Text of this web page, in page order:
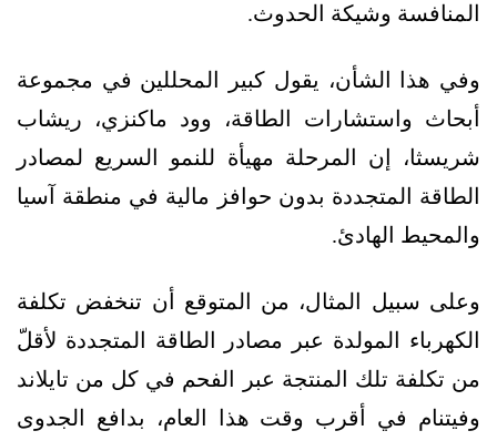
المنافسة وشيكة الحدوث.
وفي هذا الشأن، يقول كبير المحللين في مجموعة
أبحاث واستشارات الطاقة، وود ماكنزي، ريشاب
شريسثا، إن المرحلة مهيأة للنمو السريع لمصادر
الطاقة المتجددة بدون حوافز مالية في منطقة آسيا
والمحيط الهادئ.
وعلى سبيل المثال، من المتوقع أن تنخفض تكلفة
الكهرباء المولدة عبر مصادر الطاقة المتجددة لأقلّ
من تكلفة تلك المنتجة عبر الفحم في كل من تايلاند
وفيتنام في أقرب وقت هذا العام، بدافع الجدوى